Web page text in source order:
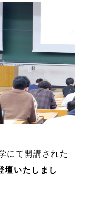
にて開講された
壇いたしまし